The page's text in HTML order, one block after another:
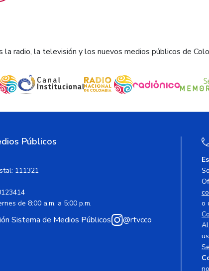
la radio, la televisión y los nuevos medios públicos de
Públicos
111321
de 8:00 a.m. a 5:00 p.m.
Sistema de Medios Públicos @rtvcco
o